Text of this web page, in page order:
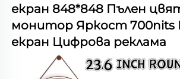
екран 848*848 Пълен
монитор Яркост 700nits
екран Цифрова реклама